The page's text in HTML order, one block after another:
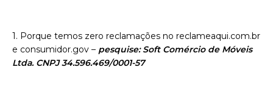
1. Porque temos zero reclamações no reclameaqui.com.br
e consumidor.gov – pesquise: Soft Comércio de Móveis
Ltda. CNPJ 34.596.469/0001-57